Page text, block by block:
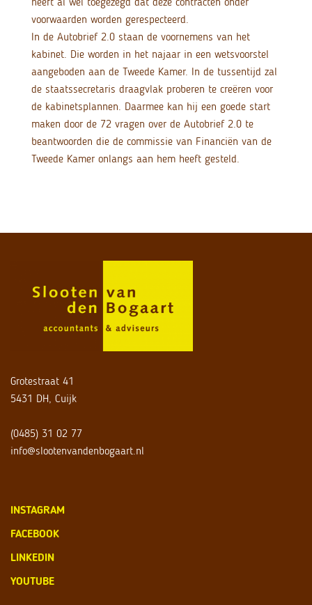
voorwaarden worden gerespecteerd.
In de Autobrief 2.0 staan de voornemens van het
kabinet. Die worden in het najaar in een wetsvoorstel
aangeboden aan de Tweede Kamer. In de tussentijd zal
de staatssecretaris draagvlak proberen te creëren voor
de kabinetsplannen. Daarmee kan hij een goede start
maken door de 72 vragen over de Autobrief 2.0 te
beantwoorden die de commissie van Financiën van de
Tweede Kamer onlangs aan hem heeft gesteld.
Grotestraat 41
5431 DH, Cuijk
(0485) 31 02 77
info@slootenvandenbogaart.nl
INSTAGRAM
FACEBOOK
LINKEDIN
YOUTUBE